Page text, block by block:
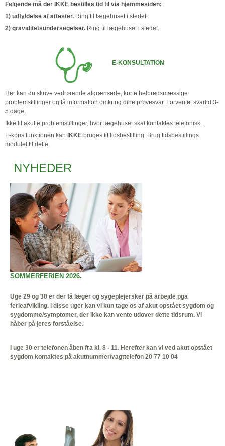
Følgende må der IKKE bestilles tid til via hjemmesiden:
1) udfyldelse af attester. Ring til lægehuset i stedet.
2) graviditetsundersøgelser. Ring til lægehuset i stedet.
E-KONSULTATION
Her kan du skrive vedrørende afgrænsede, korte helbredsmæssige
problemstillinger og få information omkring dine prøvesvar. Forventet svartid 3-
5 dage.
Ikke til akutte problemstillinger, hvor lægehuset skal kontaktes telefonisk.
E-kons funktionen kan IKKE bruges til tidsbestilling. Brug tidsbestillings
modulet til dette.
NYHEDER
SOMMERFERIEN 2026.
Uge 29 og 30 er der få læger og sygeplejersker på arbejde pga
ferieafvikling. I disse uger kan vi kun tage os af akut opstået sygdom og
sygdomme/symptomer, der ikke kan vente udover dette tidsrum. Vi
håber på jeres forståelse.
I uge 30 er telefonen åben fra kl. 8 - 11. Herefter kan vi ved akut opstået
sygdom kontaktes på akutnummer/vagttelefon 20 77 10 04